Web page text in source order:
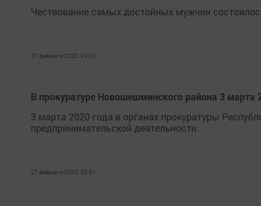
Чествование самых достойных мужчин
27 февраля 2020, 09:33
В прокуратуре Новошешминского района 3 марта
3 марта 2020 года в органах прокуратуры
предпринимательской деятельности.
27 февраля 2020, 08:51